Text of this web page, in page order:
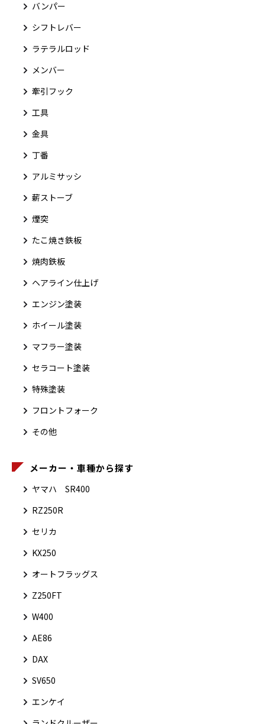
バンパー
シフトレバー
ラテラルロッド
メンバー
牽引フック
工具
金具
丁番
アルミサッシ
薪ストーブ
煙突
たこ焼き鉄板
焼肉鉄板
ヘアライン仕上げ
エンジン塗装
ホイール塗装
マフラー塗装
セラコート塗装
特殊塗装
フロントフォーク
その他
メーカー・車種から探す
ヤマハ SR400
RZ250R
セリカ
KX250
オートフラッグス
Z250FT
W400
AE86
DAX
SV650
エンケイ